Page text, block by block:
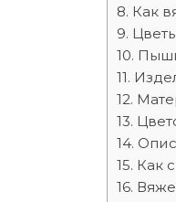
Как
Как